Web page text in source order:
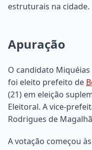
estruturais na cidade.
Apuração
O candidato
foi eleito prefeito de
(21) em eleição
Eleitoral. A vice-
Rodrigues de
A votação começou